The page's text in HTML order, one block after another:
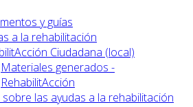
y guías
a la rehabilitación
Ciudadana (local)
Materiales generados -
RehabilitAcción
sobre las ayudas a la rehabilitación